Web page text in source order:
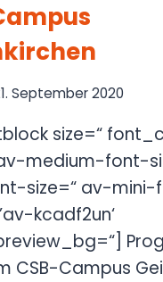
September 2020
size=“
medium-font-
size=“ av-mini-
kcadf2un‘
CSB-Campus